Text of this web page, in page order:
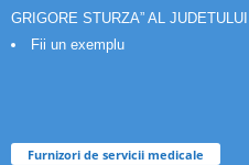
GRIGORE STURZA” AL
Fii un exemplu
Furnizori de servicii medicale